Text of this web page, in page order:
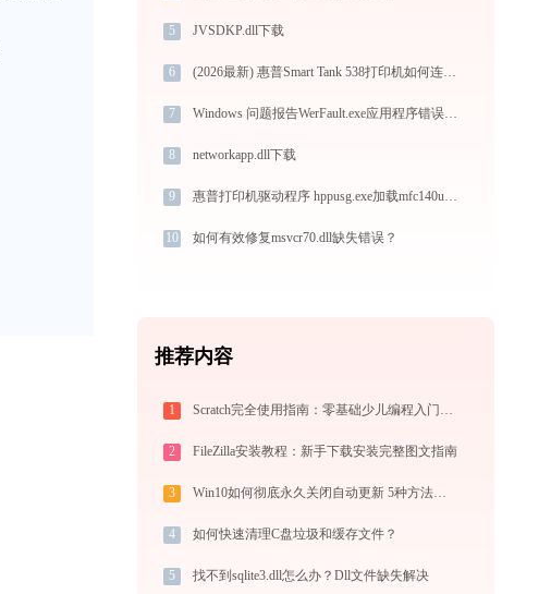
5 JVSDKP.dll下载
6 (2026最新) 惠普Smart Tank 538打印机如何连接？-金山毒霸
7 Windows 问题报告WerFault.exe应用程序错误0xc000001d解决方法
8 networkapp.dll下载
9 惠普打印机驱动程序 hppusg.exe加载mfc140u.dll文件丢失处理办法
10 如何有效修复msvcr70.dll缺失错误？
推荐内容
1 Scratch完全使用指南：零基础少儿编程入门，从第一个作品到独立创作（2026最新）
2 FileZilla安装教程：新手下载安装完整图文指南
3 Win10如何彻底永久关闭自动更新 5种方法教你永久关闭win10自动更新
4 如何快速清理C盘垃圾和缓存文件？
5 找不到sqlite3.dll怎么办？Dll文件缺失解决